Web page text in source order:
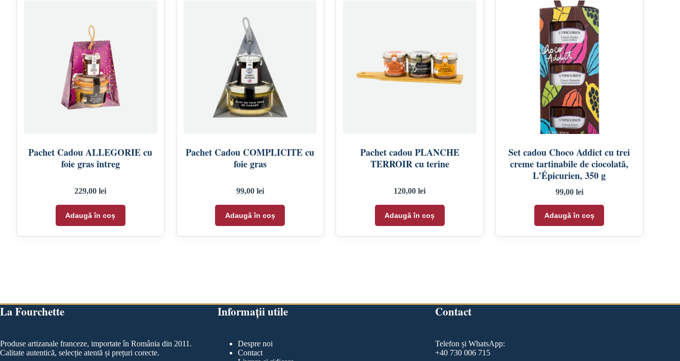
Pachet Cadou ALLEGORIE cu
foie gras întreg
229,00lei
Adaugă în coș
Pachet Cadou COMPLICITE cu
foie gras
99,00 lei
Adaugă în coș
Pachet cadou PLANCHE
TERROIR cu terine
120,00lei
Adaugă în coș
Set cadou Choco Addict cu trei
creme tartinabile de ciocolată,
L’Épicurien, 350 g
99,00 lei
Adaugă în coș
La Fourchette
Produse artizanale franceze, importate în România din 2011.
Calitate autentică, selecție atentă și prețuri corecte.
Informații utile
Despre noi
Contact
Contact
Telefon și WhatsApp:
+40 730 006 715